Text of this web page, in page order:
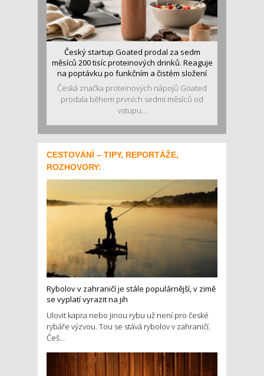
Český startup Goated prodal za sedm
měsíců 200 tisíc proteinových drinků. Reaguje
na poptávku po funkčním a čistém složení
Česká značka proteinových nápojů Goated
prodala během prvních sedmi měsíců od
vstupu...
CESTOVÁNÍ – TIPY, REPORTÁŽE,
ROZHOVORY:
Rybolov v zahraničí je stále populárnější, v zimě
se vyplatí vyrazit na jih
Ulovit kapra nebo jinou rybu už není pro české
rybáře výzvou. Tou se stává rybolov v zahraničí.
Češ...